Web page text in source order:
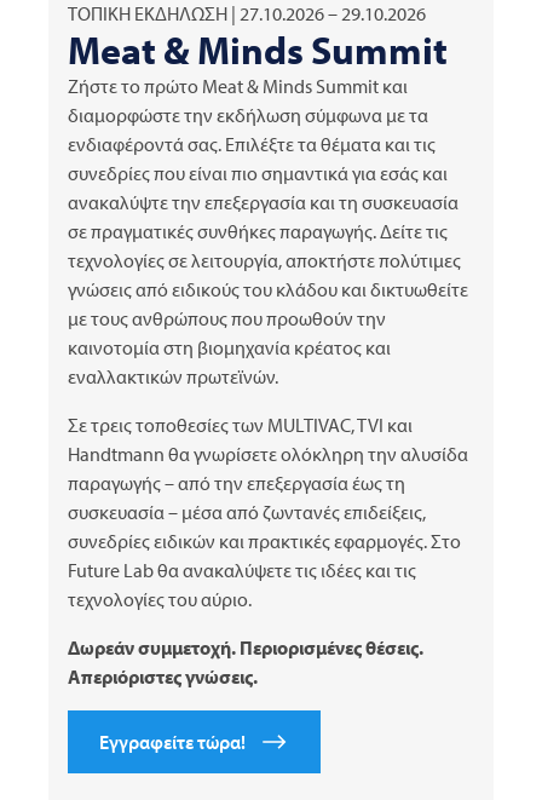
ΤΟΠΙΚΗ ΕΚΔΗΛΩΣΗ | 27.10.2026 – 29.10.2026
Meat & Minds Summit
Ζήστε το πρώτο Meat & Minds Summit και
διαμορφώστε την εκδήλωση σύμφωνα με τα
ενδιαφέροντά σας. Επιλέξτε τα θέματα και τις
συνεδρίες που είναι πιο σημαντικά για εσάς και
ανακαλύψτε την επεξεργασία και τη συσκευασία
σε πραγματικές συνθήκες παραγωγής. Δείτε τις
τεχνολογίες σε λειτουργία, αποκτήστε πολύτιμες
γνώσεις από ειδικούς του κλάδου και δικτυωθείτε
με τους ανθρώπους που προωθούν την
καινοτομία στη βιομηχανία κρέατος και
εναλλακτικών πρωτεϊνών.
Σε τρεις τοποθεσίες των MULTIVAC,TVI και
Handtmann θα γνωρίσετε ολόκληρη την αλυσίδα
παραγωγής – από την επεξεργασία έως τη
συσκευασία – μέσα από ζωντανές επιδείξεις,
συνεδρίες ειδικών και πρακτικές εφαρμογές. Στο
Future Lab θα ανακαλύψετε τις ιδέες και τις
τεχνολογίες του αύριο.
Δωρεάν συμμετοχή. Περιορισμένες θέσεις.
Απεριόριστες γνώσεις.
Εγγραφείτε τώρα!